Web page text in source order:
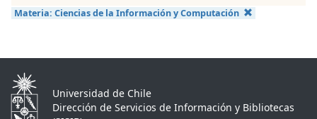
Materia: Ciencias de la Información y Computación
Universidad de Chile
Dirección de Servicios de Información y Bibliotecas